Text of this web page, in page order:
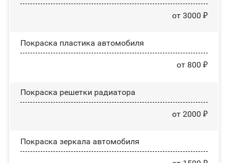
от 3000 ₽
Покраска пластика автомобиля
от 800 ₽
Покраска решетки радиатора
от 2000 ₽
Покраска зеркала автомобиля